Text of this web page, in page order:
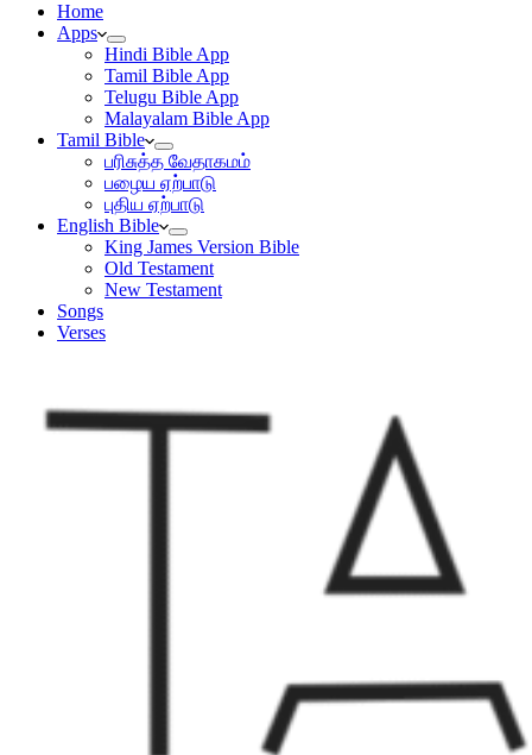
Home
Apps
Hindi Bible App
Tamil Bible App
Telugu Bible App
Malayalam Bible App
Tamil Bible
பரிசுத்த வேதாகமம்
பழைய ஏற்பாடு
புதிய ஏற்பாடு
English Bible
King James Version Bible
Old Testament
New Testament
Songs
Verses